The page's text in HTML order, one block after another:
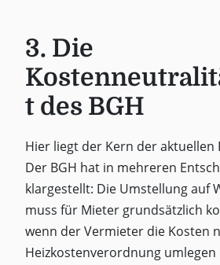
3. Die
t des BGH
Hier liegt der Kern der aktuellen
Der BGH hat in mehreren
klargestellt: Die Umstellung auf
muss für Mieter grundsätzlich
wenn der Vermieter die Kosten
Heizkostenverordnung